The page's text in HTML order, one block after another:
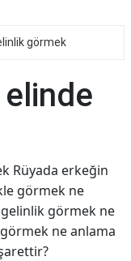
görmek
Rüyada erkeğin
görmek ne
gelinlik görmek ne
ne anlama